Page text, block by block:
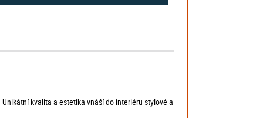
kvalita a estetika vnáší do interiéru stylové a